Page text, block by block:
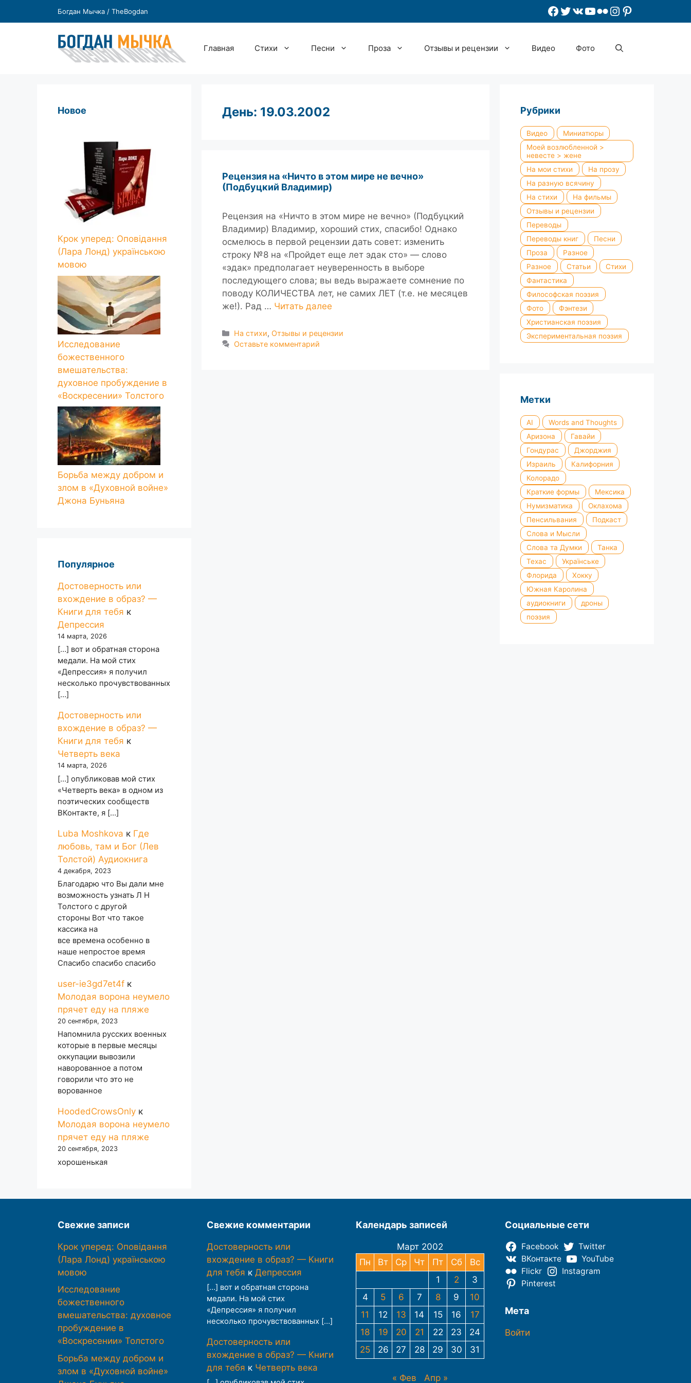
Facebook
Twitter
ВКонтакте
YouTube
Flickr
Instagram
Pinterest
Богдан Мычка / TheBogdan
Главная Стихи Песни Проза Отзывы и рецензии Видео Фото
День: 19.03.2002
Рецензия на «Ничто в этом мире не вечно»
(Подбуцкий Владимир)
Рецензия на «Ничто в этом мире не вечно» (Подбуцкий
Владимир) Владимир, хороший стих, спасибо! Однако
осмелюсь в первой рецензии дать совет: изменить
строку №8 на «Пройдет еще лет эдак сто» — слово
«эдак» предполагает неуверенность в выборе
последующего слова; вы ведь выражаете сомнение по
поводу КОЛИЧЕСТВА лет, не самих ЛЕТ (т.е. не месяцев
же!). Рад … Читать далее
Рубрики
На стихи, Отзывы и рецензии
Оставьте комментарий
Новое
Крок уперед: Оповідання
(Лара Лонд) українською
мовою
Исследование
божественного
вмешательства:
духовное пробуждение в
«Воскресении» Толстого
Борьба между добром и
злом в «Духовной войне»
Джона Буньяна
Популярное
Достоверность или
вхождение в образ? —
Книги для тебя к
Депрессия
14 марта, 2026
[…] вот и обратная сторона
медали. На мой стих
«Депрессия» я получил
несколько прочувствованных
[…]
Достоверность или
вхождение в образ? —
Книги для тебя к
Четверть века
14 марта, 2026
[…] опубликовав мой стих
«Четверть века» в одном из
поэтических сообществ
ВКонтакте, я […]
Luba Moshkova к Где
любовь, там и Бог (Лев
Толстой) Аудиокнига
4 декабря, 2023
Благодарю что Вы дали мне
возможность узнать Л Н
Толстого с другой
стороны Вот что такое
кассика на
все времена особенно в
наше непростое время
Спасибо спасибо спасибо
user-ie3gd7et4f к
Молодая ворона неумело
прячет еду на пляже
20 сентября, 2023
Напомнила русских военных
которые в первые месяцы
оккупации вывозили
наворованное а потом
говорили что это не
ворованное
HoodedCrowsOnly к
Молодая ворона неумело
прячет еду на пляже
20 сентября, 2023
хорошенькая
Рубрики
Видео
Миниатюры
Моей возлюбленной >
невесте > жене
На мои стихи
На прозу
На разную всячину
На стихи
На фильмы
Отзывы и рецензии
Переводы
Переводы книг
Песни
Проза
Разное
Разное
Статьи
Стихи
Фантастика
Философская поэзия
Фото
Фэнтези
Христианская поэзия
Экспериментальная поэзия
Метки
AI
Words and Thoughts
Аризона
Гавайи
Гондурас
Джорджия
Израиль
Калифорния
Колорадо
Краткие формы
Мексика
Нумизматика
Оклахома
Пенсильвания
Подкаст
Слова и Мысли
Слова та Думки
Танка
Техас
Українське
Флорида
Хокку
Южная Каролина
аудиокниги
дроны
поэзия
Свежие записи
Крок уперед: Оповідання
(Лара Лонд) українською
мовою
Исследование
божественного
вмешательства: духовное
пробуждение в
«Воскресении» Толстого
Борьба между добром и
злом в «Духовной войне»
Свежие комментарии
Достоверность или
вхождение в образ? — Книги
для тебя к Депрессия
[…] вот и обратная сторона
медали. На мой стих
«Депрессия» я получил
несколько прочувствованных […]
Достоверность или
вхождение в образ? — Книги
для тебя к Четверть века
Календарь записей
Март 2002
Пн
Вт Ср Чт Пт Сб
Вс
1
2
3
4
5 6 7 8 9
10
11
12 13 14 15 16
17
18
19 20 21 22 23
24
25
26 27 28 29 30 31
« Фев Апр »
Социальные сети
Facebook
Twitter
ВКонтакте
YouTube
Flickr
Instagram
Pinterest
Мета
Войти